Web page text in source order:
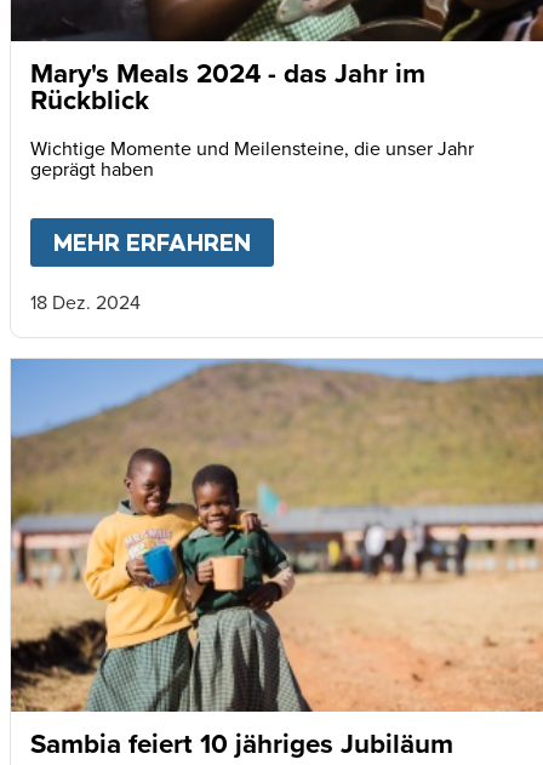
Mary's Meals 2024 - das Jahr im
Rückblick
Wichtige Momente und Meilensteine, die unser Jahr
geprägt haben
MEHR ERFAHREN
18 Dez. 2024
Sambia feiert 10 jähriges Jubiläum